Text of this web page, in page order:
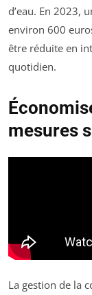
d’eau. En 2023,
environ 600
être réduite en
quotidien.
mesures
La gestion de la